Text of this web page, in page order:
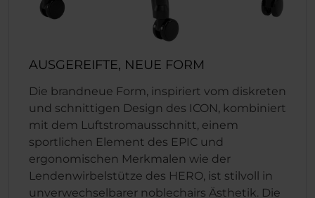
AUSGEREIFTE, NEUE FORM
Die brandneue Form, inspiriert vom diskreten
und schnittigen Design des ICON, kombiniert
mit dem Luftstromausschnitt, einem
sportlichen Element des EPIC und
ergonomischen Merkmalen wie der
Lendenwirbelstütze des HERO, ist stilvoll in
unverwechselbarer noblechairs Ästhetik. Die